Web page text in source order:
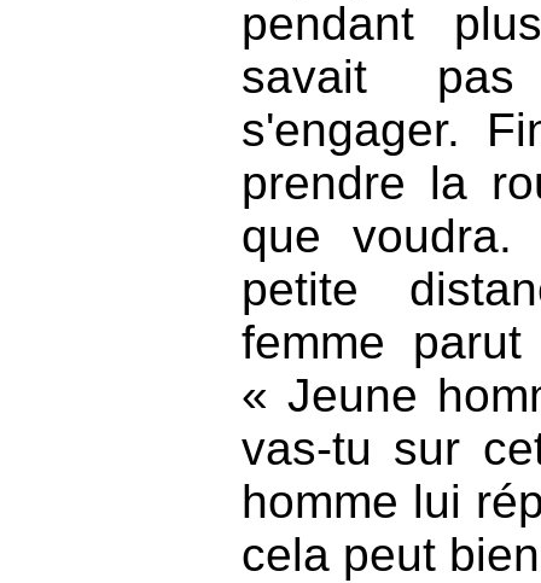
pendant
savait
s'engager.
prendre la
que
petite
femme
« Jeune
vas-tu sur
homme lui
cela peut